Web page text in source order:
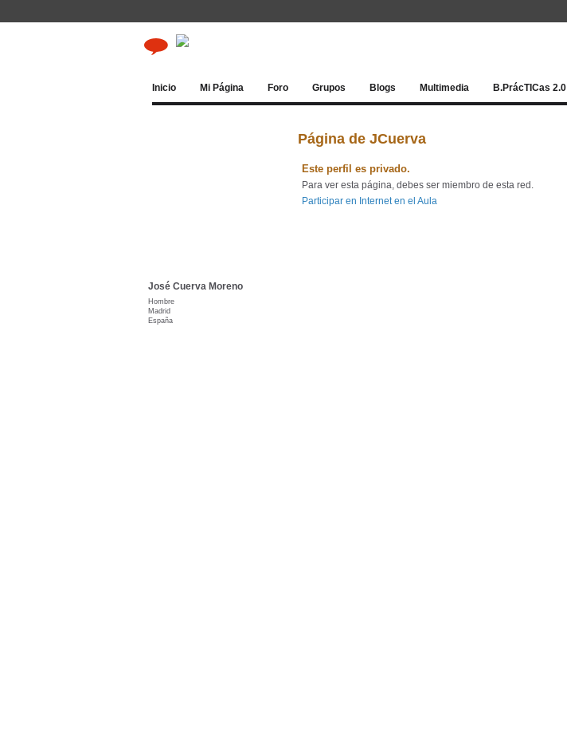
Inicio Mi Página Foro Grupos Blogs Multimedia B.PrácTICas 2.0
José Cuerva Moreno
Hombre
Madrid
España
Página de JCuerva
Este perfil es privado.
Para ver esta página, debes ser miembro de esta red.
Participar en Internet en el Aula